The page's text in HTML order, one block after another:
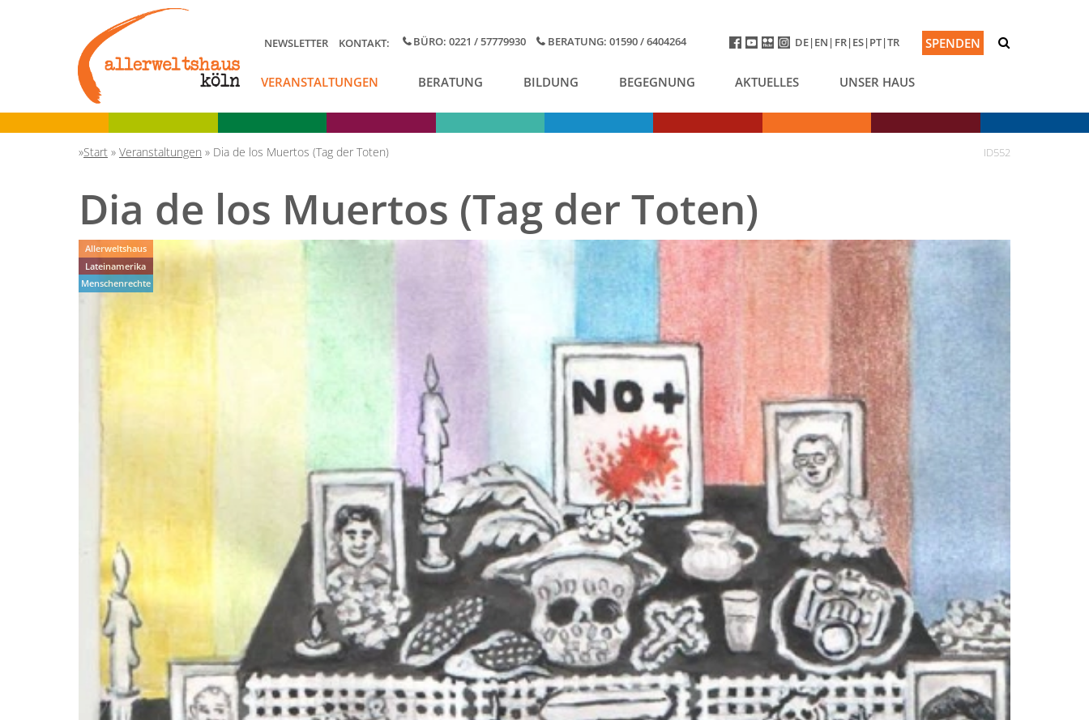
BÜRO: 0221 / 57779930 BERATUNG: 01590 / 6404264 SPENDEN
NEWSLETTER KONTAKT: DE EN FR ES PT TR
VERANSTALTUNGEN BERATUNG BILDUNG BEGEGNUNG AKTUELLES UNSER HAUS
Start » Veranstaltungen » Dia de los Muertos (Tag der Toten) ID552
Dia de los Muertos (Tag der Toten)
Allerweltshaus
Lateinamerika
Menschenrechte